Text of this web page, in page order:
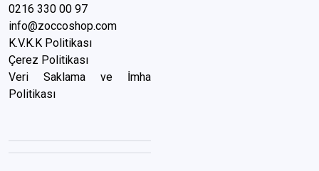
0216 330 00 97
info@zoccoshop.com
K.V.K.K Politikası
Çerez Politikası
Veri Saklama ve İmha
Politikası